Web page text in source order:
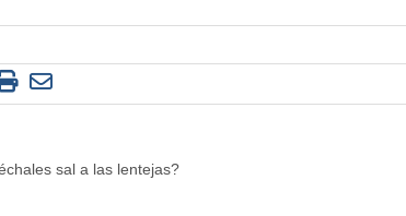
sal a las lentejas?